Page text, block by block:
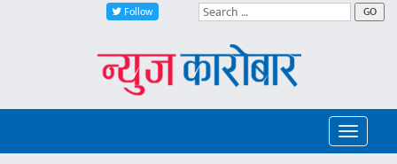
Follow GO
Toggle